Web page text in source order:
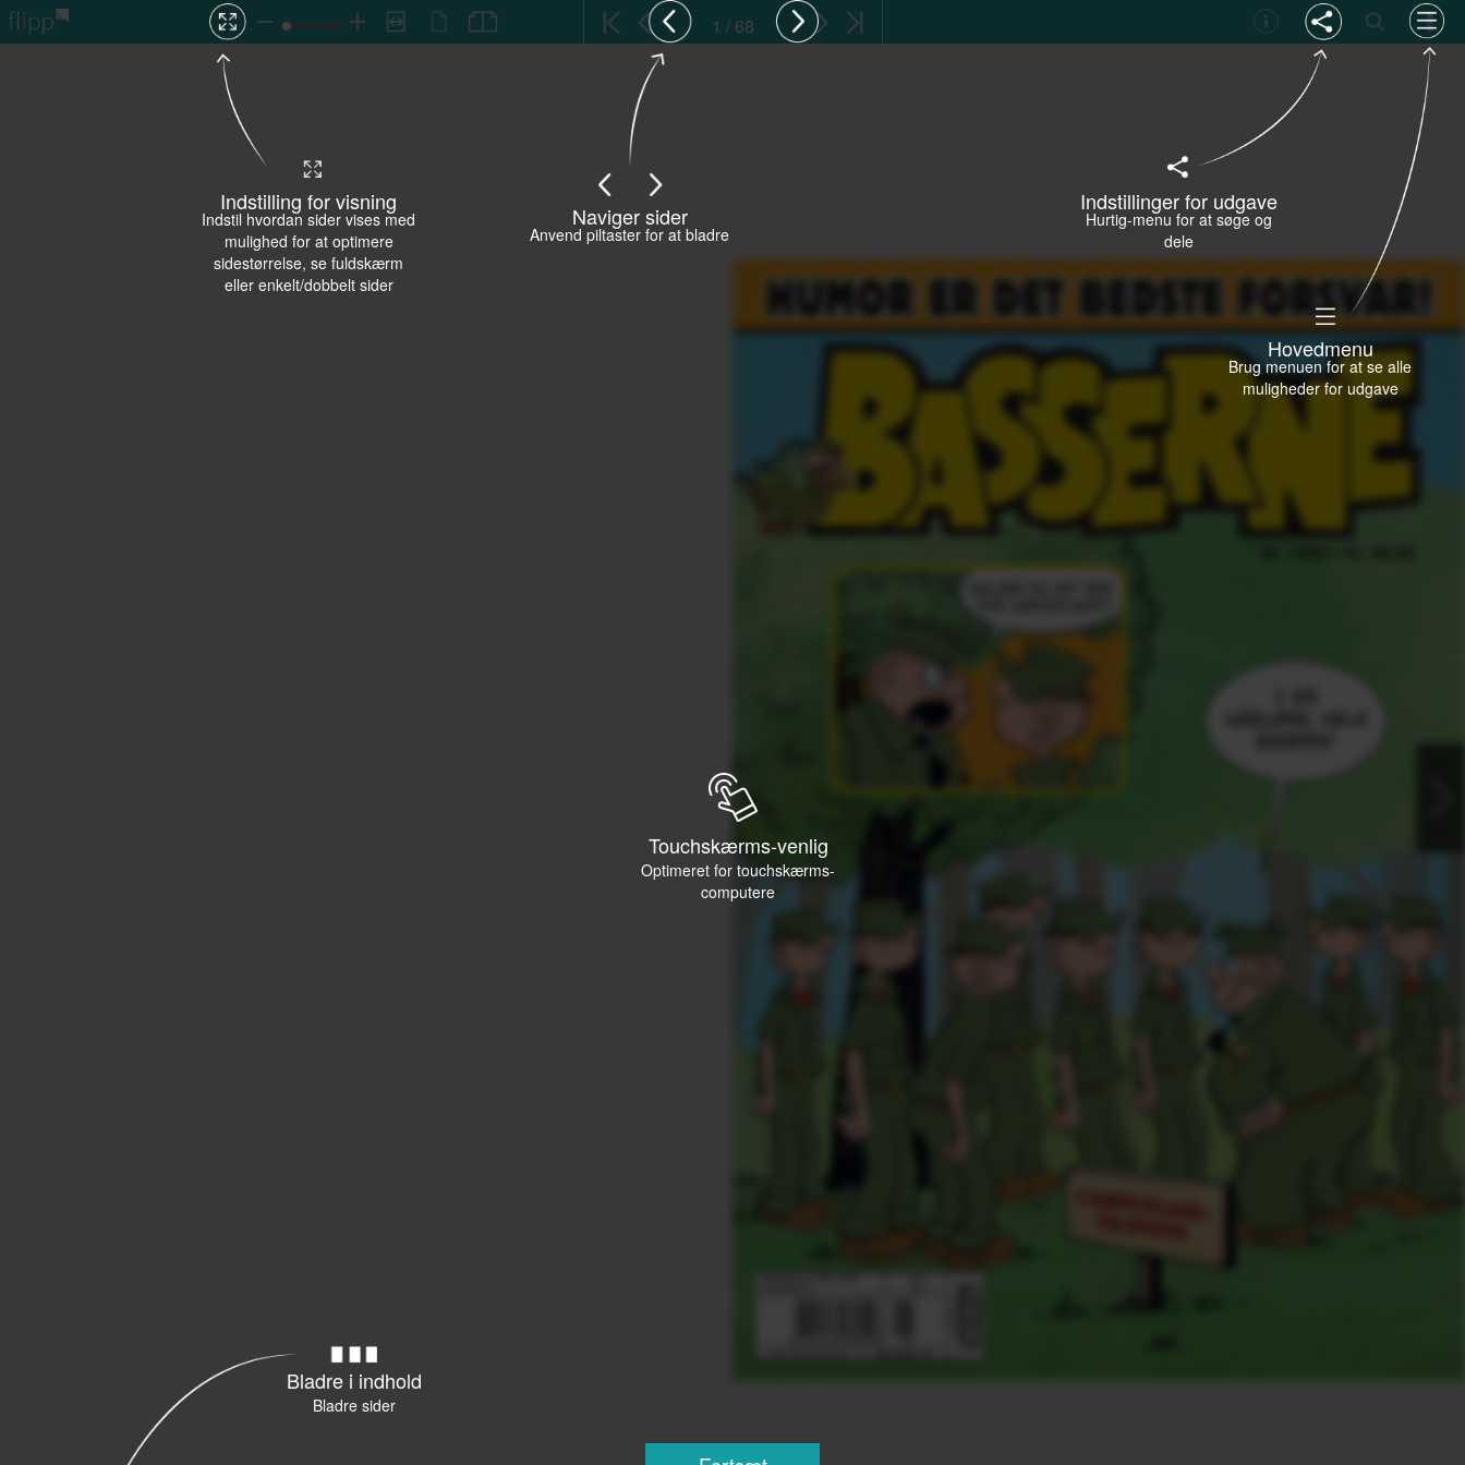
Bladre i indhold
Bladre sider
Hovedmenu
Brug menuen for at se alle
muligheder for udgave
Touchskærms-venlig
Optimeret for touchskærms-
computere
Indstilling for visning
Indstil hvordan sider vises med
mulighed for at optimere
sidestørrelse, se fuldskærm
eller enkelt/dobbelt sider
Naviger sider
Anvend piltaster for at bladre
Indstillinger for udgave
Hurtig-menu for at søge og
dele
1 / 68